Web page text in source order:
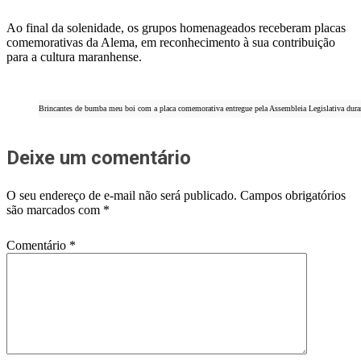
Ao final da solenidade, os grupos homenageados receberam placas
comemorativas da Alema, em reconhecimento à sua contribuição
para a cultura maranhense.
Brincantes de bumba meu boi com a placa comemorativa entregue pela Assembleia Legislativa
Deixe um comentário
O seu endereço de e-mail não será publicado. Campos obrigatórios
são marcados com *
Comentário *